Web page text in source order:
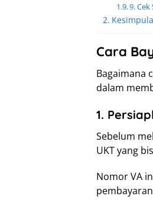
9. Cek
Cara
Bagaimana
dalam
1.
Sebelum
UKT yang
Nomor VA